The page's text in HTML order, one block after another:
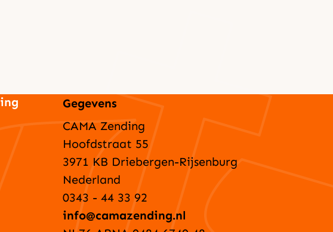
Gegevens
CAMA Zending
Hoofdstraat 55
3971 KB Driebergen-Rijsenburg
Nederland
0343 - 44 33 92
info@camazending.nl